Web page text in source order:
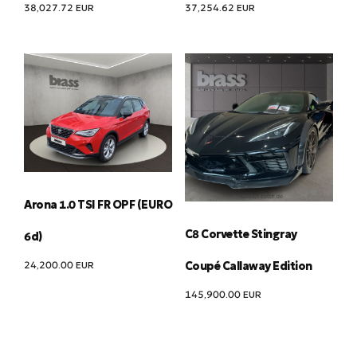
38,027.72 EUR 37,254.62 EUR
Arona 1.0 TSI FR OPF (EURO
6d)
24,200.00 EUR
C8 Corvette Stingray
Coupé Callaway Edition
145,900.00 EUR